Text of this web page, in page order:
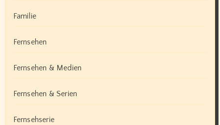
Familie
Fernsehen
Fernsehen & Medien
Fernsehen & Serien
Fernsehserie